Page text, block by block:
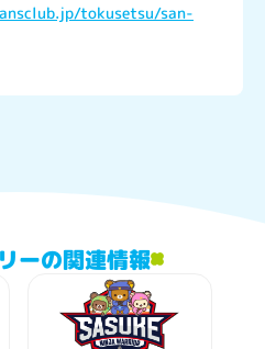
tokusetsu/san-
ーの関連情報